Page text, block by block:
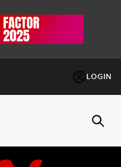
LOGIN
FACTOR